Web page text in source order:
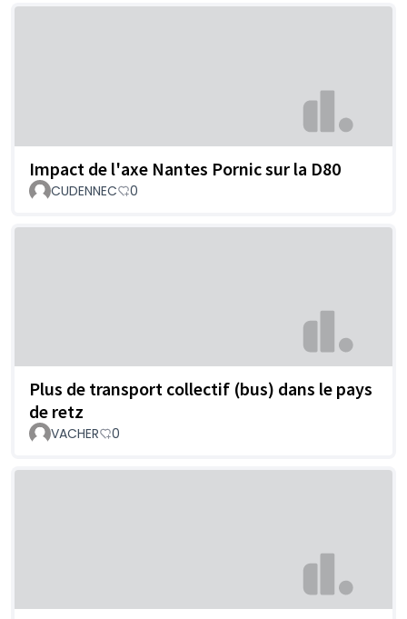
Impact de l'axe Nantes Pornic sur la D80
CUDENNEC 0
Plus de transport collectif (bus) dans le pays
de retz
VACHER 0